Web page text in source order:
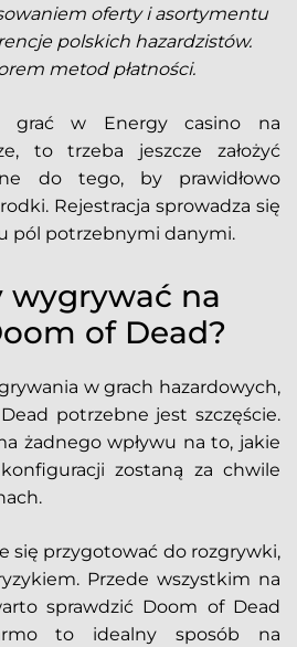
oferty i asortymentu
polskich hazardzistów.
metod płatności.
grać w Energy casino na
to trzeba jeszcze założyć
do tego, by prawidłowo
Rejestracja sprowadza się
pól potrzebnymi danymi.
wygrywać na
of Dead?
w grach hazardowych,
potrzebne jest szczęście.
żadnego wpływu na to, jakie
zostaną za chwile
się przygotować do rozgrywki,
Przede wszystkim na
sprawdzić Doom of Dead
to idealny sposób na